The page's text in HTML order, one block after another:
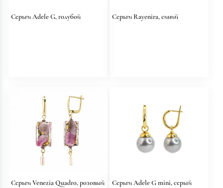
Серьги Adele G, голубой Серьги Rayenira, синий
Серьги Venezia Quadro, розовый Серьги Adele G mini, серый